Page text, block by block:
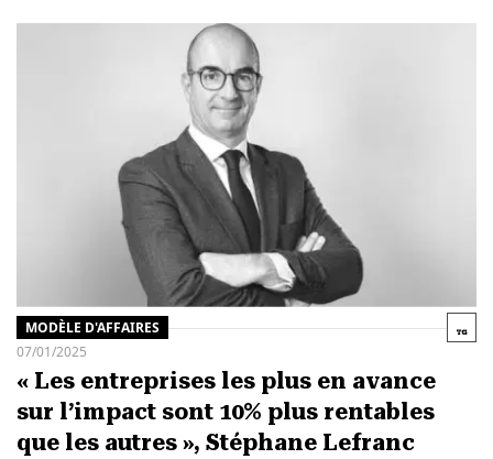
MODÈLE D'AFFAIRES
07/01/2025
« Les entreprises les plus en avance
sur l’impact sont 10% plus rentables
que les autres », Stéphane Lefranc